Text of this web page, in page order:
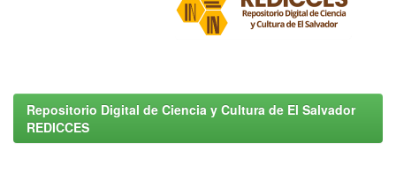
Repositorio Digital de Ciencia y Cultura de El Salvador
REDICCES